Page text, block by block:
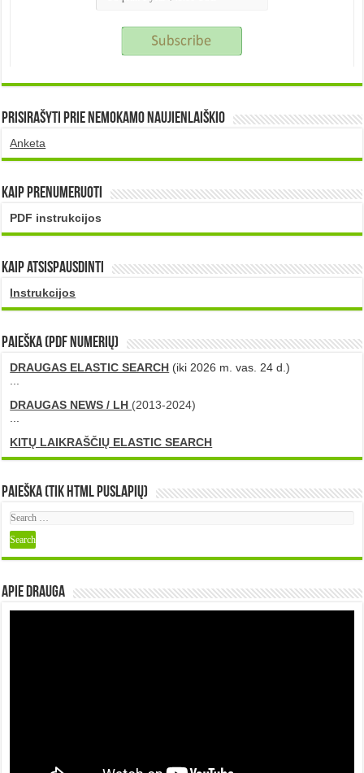
Prisirašyti prie nemokamo naujienlaiškio
Anketa
Kaip prenumeruoti
PDF instrukcijos
Kaip atsispausdinti
Instrukcijos
PAIEŠKA (PDF numerių)
DRAUGAS ELASTIC SEARCH (iki 2026 m. vas. 24 d.)
DRAUGAS NEWS / LH (2013-2024)
KITŲ LAIKRAŠČIŲ ELASTIC SEARCH
Paieška (tik HTML puslapių)
Apie DRAUGA